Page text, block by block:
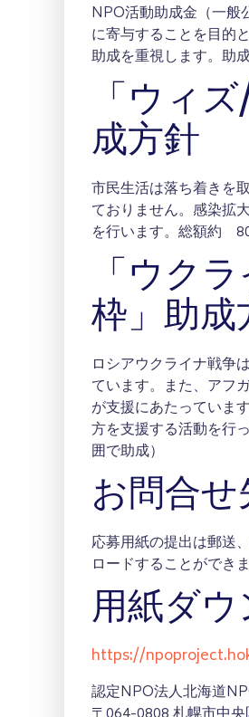
NPO活動助成金（一般
に寄与することを目的
助成を重視します。助
「ウィ
成方針
市民生活は落ち着きを
ておりません。感染拡
を行います。総額約
「ウク
枠」助
ロシアウクライナ戦争
ています。また、アフ
が支援にあたっていま
方を支援する活動を行
囲で助成）
お問合
応募用紙の提出は郵送
ロードすることができま
用紙ダ
https://
認定NPO法人北海道